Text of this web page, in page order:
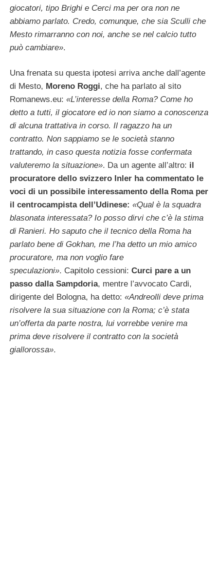
giocatori, tipo Brighi e Cerci ma per ora non ne
abbiamo parlato. Credo, comunque, che sia Sculli che
Mesto rimarranno con noi, anche se nel calcio tutto
può cambiare».
Una frenata su questa ipotesi arriva anche dall’agente
di Mesto, Moreno Roggi, che ha parlato al sito
Romanews.eu: «L’interesse della Roma? Come ho
detto a tutti, il giocatore ed io non siamo a conoscenza
di alcuna trattativa in corso. Il ragazzo ha un
contratto. Non sappiamo se le società stanno
trattando, in caso questa notizia fosse confermata
valuteremo la situazione». Da un agente all’altro: il
procuratore dello svizzero Inler ha commentato le
voci di un possibile interessamento della Roma per
il centrocampista dell’Udinese: «Qual è la squadra
blasonata interessata? Io posso dirvi che c’è la stima
di Ranieri. Ho saputo che il tecnico della Roma ha
parlato bene di Gokhan, me l’ha detto un mio amico
procuratore, ma non voglio fare
speculazioni». Capitolo cessioni: Curci pare a un
passo dalla Sampdoria, mentre l’avvocato Cardi,
dirigente del Bologna, ha detto: «Andreolli deve prima
risolvere la sua situazione con la Roma; c’è stata
un’offerta da parte nostra, lui vorrebbe venire ma
prima deve risolvere il contratto con la società
giallorossa».